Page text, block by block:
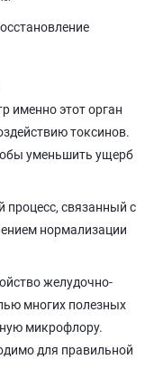
именно этот орган
токсинов.
уменьшить ущерб
процесс, связанный с
нормализации
желудочно-
многих полезных
микрофлору.
для правильной